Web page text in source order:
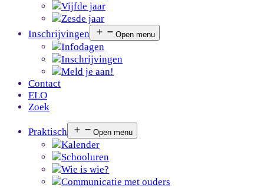
Vijfde jaar
Zesde jaar
Inschrijvingen
Open menu
Infodagen
Inschrijvingen
Meld je aan!
Contact
ELO
Zoek
Praktisch Open menu
Kalender
Schooluren
Wie is wie?
Communicatie met ouders